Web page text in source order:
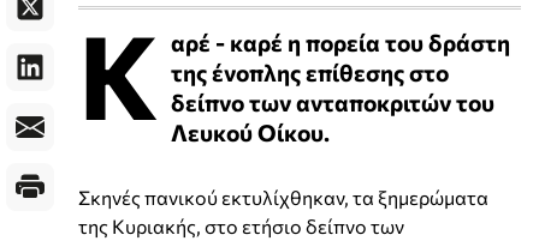
Κ αρέ - καρέ η πορεία του δράστη
της ένοπλης επίθεσης στο
δείπνο των ανταποκριτών του
Λευκού Οίκου.
Σκηνές πανικού εκτυλίχθηκαν, τα ξημερώματα
της Κυριακής, στο ετήσιο δείπνο των